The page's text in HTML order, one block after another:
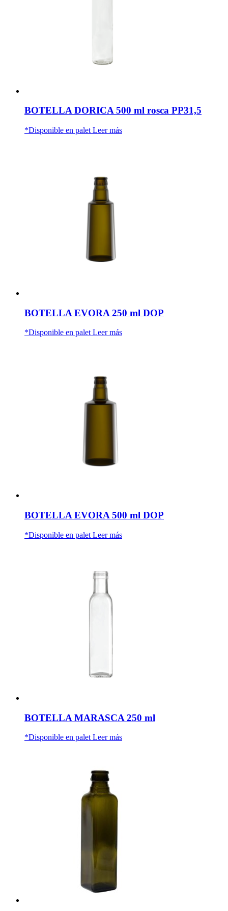
BOTELLA DORICA 500 ml rosca PP31,5
*Disponible en palet Leer más
BOTELLA EVORA 250 ml DOP
*Disponible en palet Leer más
BOTELLA EVORA 500 ml DOP
*Disponible en palet Leer más
BOTELLA MARASCA 250 ml
*Disponible en palet Leer más